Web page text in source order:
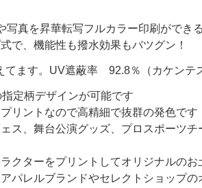
真を昇華転写フルカラー印刷ができ
で、機能性も撥水効果もバツグン！
てます。UV遮蔽率 92.8％（カケンテ
定柄デザインが可能です
リントなので高精細で抜群の発色で
ス、舞台公演グッズ、プロスポーツ
クターをプリントしてオリジナルのお
パレルブランドやセレクトショップ